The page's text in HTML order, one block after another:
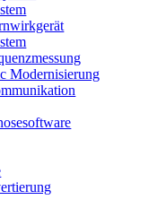
Modernisierung